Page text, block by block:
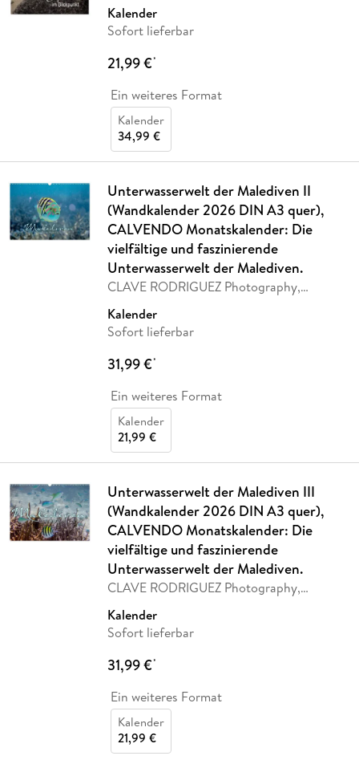
Kalender
Sofort lieferbar
21,99 €*
Ein weiteres Format
Kalender
34,99 €
Unterwasserwelt der Malediven II
(Wandkalender 2026 DIN A3 quer),
CALVENDO Monatskalender: Die
vielfältige und faszinierende
Unterwasserwelt der Malediven.
CLAVE RODRIGUEZ Photography,
Kalender
Sofort lieferbar
31,99 €*
Ein weiteres Format
Kalender
21,99 €
Unterwasserwelt der Malediven III
(Wandkalender 2026 DIN A3 quer),
CALVENDO Monatskalender: Die
vielfältige und faszinierende
Unterwasserwelt der Malediven.
CLAVE RODRIGUEZ Photography,
Kalender
Sofort lieferbar
31,99 €*
Ein weiteres Format
Kalender
21,99 €